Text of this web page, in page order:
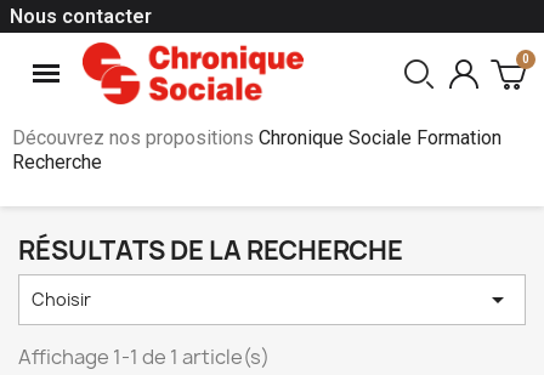
Nous contacter
Découvrez nos propositions Chronique Sociale Formation
Recherche
RÉSULTATS DE LA RECHERCHE
Choisir 
Affichage 1-1 de 1 article(s)